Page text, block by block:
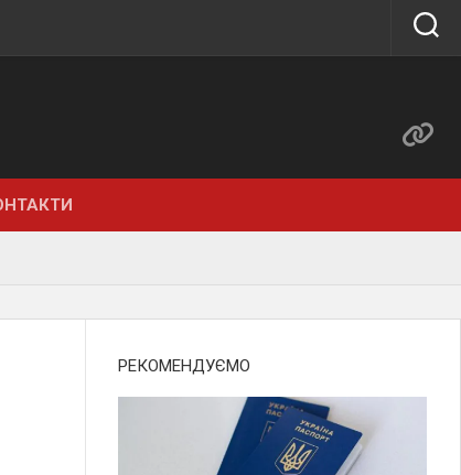
РЕКОМЕНДУЄМО